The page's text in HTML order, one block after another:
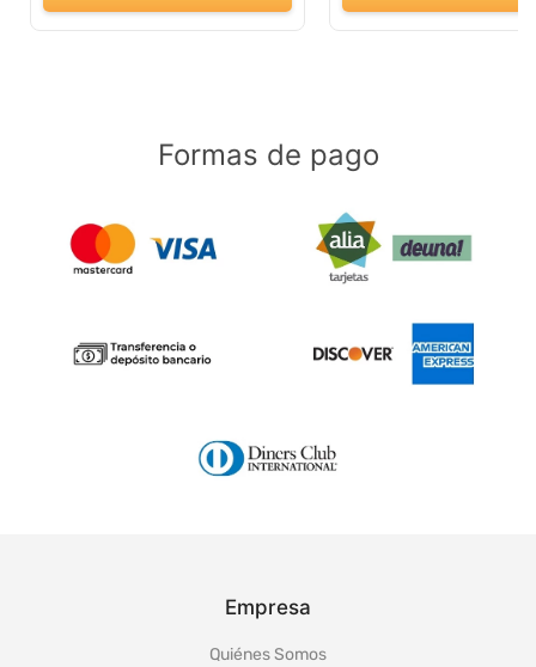
Formas de pago
Empresa
Quiénes Somos